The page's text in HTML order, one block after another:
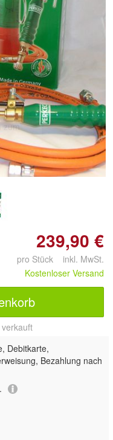
zum
239,90 €
pro Stück inkl. MwSt.
Kostenloser Versand
verkauft
Debitkarte,
Bezahlung nach